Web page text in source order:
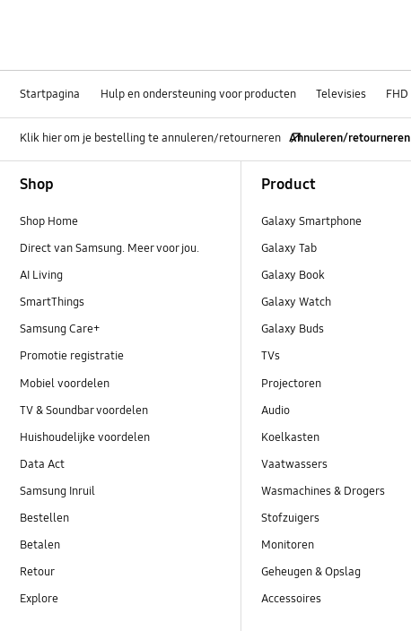
Startpagina Hulp en ondersteuning voor producten Televisies FHD
Klik hier om je bestelling te annuleren/retourneren Annuleren/retourneren
Shop
Shop Home
Direct van Samsung. Meer voor jou.
AI Living
SmartThings
Samsung Care+
Promotie registratie
Mobiel voordelen
TV & Soundbar voordelen
Huishoudelijke voordelen
Data Act
Samsung Inruil
Bestellen
Betalen
Retour
Explore
Product
Galaxy Smartphone
Galaxy Tab
Galaxy Book
Galaxy Watch
Galaxy Buds
TVs
Projectoren
Audio
Koelkasten
Vaatwassers
Wasmachines & Drogers
Stofzuigers
Monitoren
Geheugen & Opslag
Accessoires